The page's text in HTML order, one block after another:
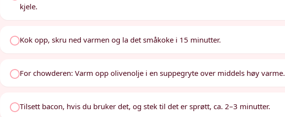
kjele.
Kok opp, skru ned varmen og la det småkoke i 15 minutter.
For chowderen: Varm opp olivenolje i en suppegryte over middels høy varme.
Tilsett bacon, hvis du bruker det, og stek til det er sprøtt, ca. 2–3 minutter.